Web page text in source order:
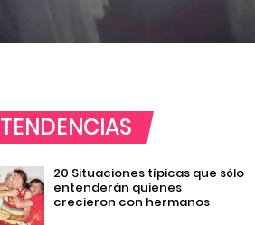
TENDENCIAS
20 Situaciones típicas que sólo
entenderán quienes
crecieron con hermanos